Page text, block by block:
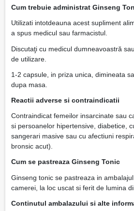
Cum trebuie administrat Ginseng
Utilizati intotdeauna acest supliment
a spus medicul sau farmacistul.
Discutaţi cu medicul dumneavoastră
de utilizare.
1-2 capsule, in priza unica, dimineata
dupa masa.
Reactii adverse si contraindicatii
Contraindicat femeilor insarcinate sau
si persoanelor hipertensive, diabetice,
sangerari masive sau cu afectiuni
bronsic acut).
Cum se pastreaza Ginseng Tonic
Ginseng tonic se pastreaza in
camerei, la loc uscat si ferit de lumina
Continutul ambalazului si alte